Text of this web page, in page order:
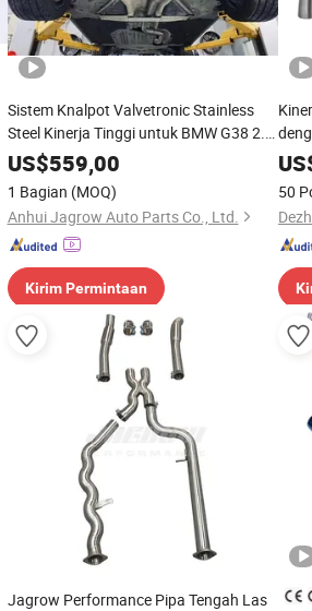
Sistem Knalpot Valvetronic Stainless
Steel Kinerja Tinggi untuk BMW G38 2.0t
2018
US$559,00
1 Bagian (MOQ)
Anhui Jagrow Auto Parts Co., Ltd.
Kirim Permintaan
50
Jagrow Performance Pipa Tengah Las